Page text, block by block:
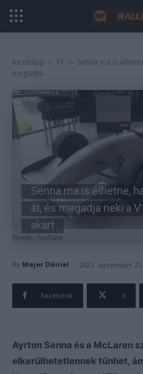
Kezdőlap F1
Senna ma is
megadja...
Forrás: YouTube
Senna ma is élhetne,
át, és megadja neki a
akart
By Majer Dániel - 2023. december 22.
Facebook X
Ayrton Senna és a McLaren
elkerülhetetlennek tűnhet,